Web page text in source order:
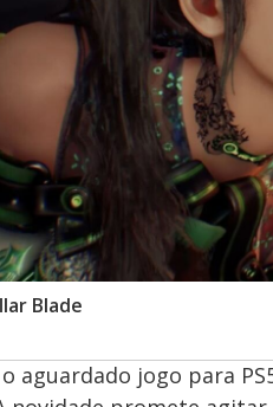
Blade
aguardado jogo para